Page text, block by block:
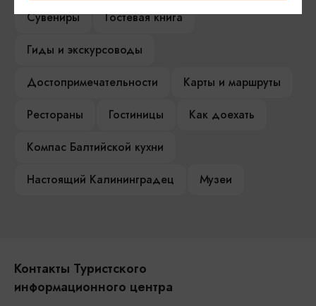
Сувениры
Гостевая книга
Гиды и экскурсоводы
Достопримечательности
Карты и маршруты
Рестораны
Гостиницы
Как доехать
Компас Балтийской кухни
Настоящий Калининградец
Музеи
Контакты Туристского
информационного центра